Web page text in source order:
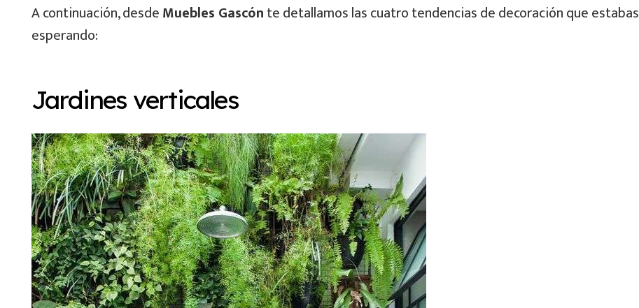
A continuación, desdeMuebles Gascónte detallamos las cuatro tendencias de decoración que estabas
esperando:
Jardines verticales